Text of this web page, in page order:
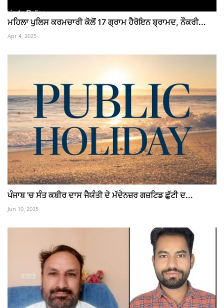
ਮਹਿਲਾ ਪੁਲਿਸ ਕਰਮਚਾਰੀ ਕੋਲੋਂ 17 ਗ੍ਰਾਮ ਹੈਰੋਇਨ ਬ੍ਰਾਮਦ, ਨੌਕਰੀ...
Apr 4, 2025
ਪੰਜਾਬ 'ਚ ਸੰਤ ਕਬੀਰ ਦਾਸ ਜੈਯੰਤੀ ਦੇ ਮੱਦੇਨਜ਼ਰ ਗਜ਼ਟਿਡ ਛੁੱਟੀ ਦ...
Jun 10, 2025